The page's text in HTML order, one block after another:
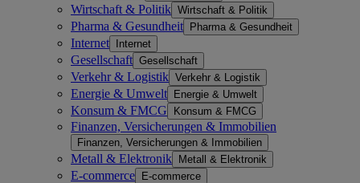
Wirtschaft & Politik Wirtschaft & Politik
Pharma & Gesundheit Pharma & Gesundheit
Internet Internet
Gesellschaft Gesellschaft
Verkehr & Logistik Verkehr & Logistik
Energie & Umwelt Energie & Umwelt
Konsum & FMCG Konsum & FMCG
Finanzen, Versicherungen & Immobilien
Finanzen, Versicherungen & Immobilien
Metall & Elektronik Metall & Elektronik
E-commerce E-commerce